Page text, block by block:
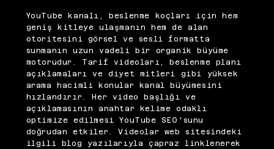
YouTube kanalı, beslenme koçları için hem
geniş kitleye ulaşmanın hem de alan
otoritesini görsel ve sesli formatta
sunmanın uzun vadeli bir organik büyüme
motorudur. Tarif videoları, beslenme planı
açıklamaları ve diyet mitleri gibi yüksek
arama hacimli konular kanal büyümesini
hızlandırır. Her video başlığı ve
açıklamasının anahtar kelime odaklı
optimize edilmesi YouTube SEO'sunu
doğrudan etkiler. Videolar web sitesindeki
ilgili blog yazılarıyla çapraz linklenerek